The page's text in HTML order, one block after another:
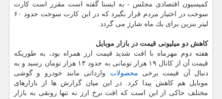
كمیسیون اقتصادی مجلس - به ایسنا گفته است مقرر است كارت
سوخت در اختیار مردم قرار بگیرد كه در این كارت سوخت حدود ۶۰
لیتر بنزین برای یك ماه شارژ می گردد.
كاهش دو میلیونی قیمت در بازار موبایل
هفته دوم مهرماه با افت شدید قیمت ارز همراه بود، به طوریكه
قیمت آن از كانال ۱۹ هزار تومانی به حدود ۱۳ هزار تومان رسید و به
دنبال آن قیمت برخی محصولات وارداتی مانند خودرو و گوشی
موبایل هم كاهش پیدا كرد. در این میان گزارش ها از بازارهای
مختلف حاكی از این است كه افت نرخ ارز نه تنها رونقی به بازار